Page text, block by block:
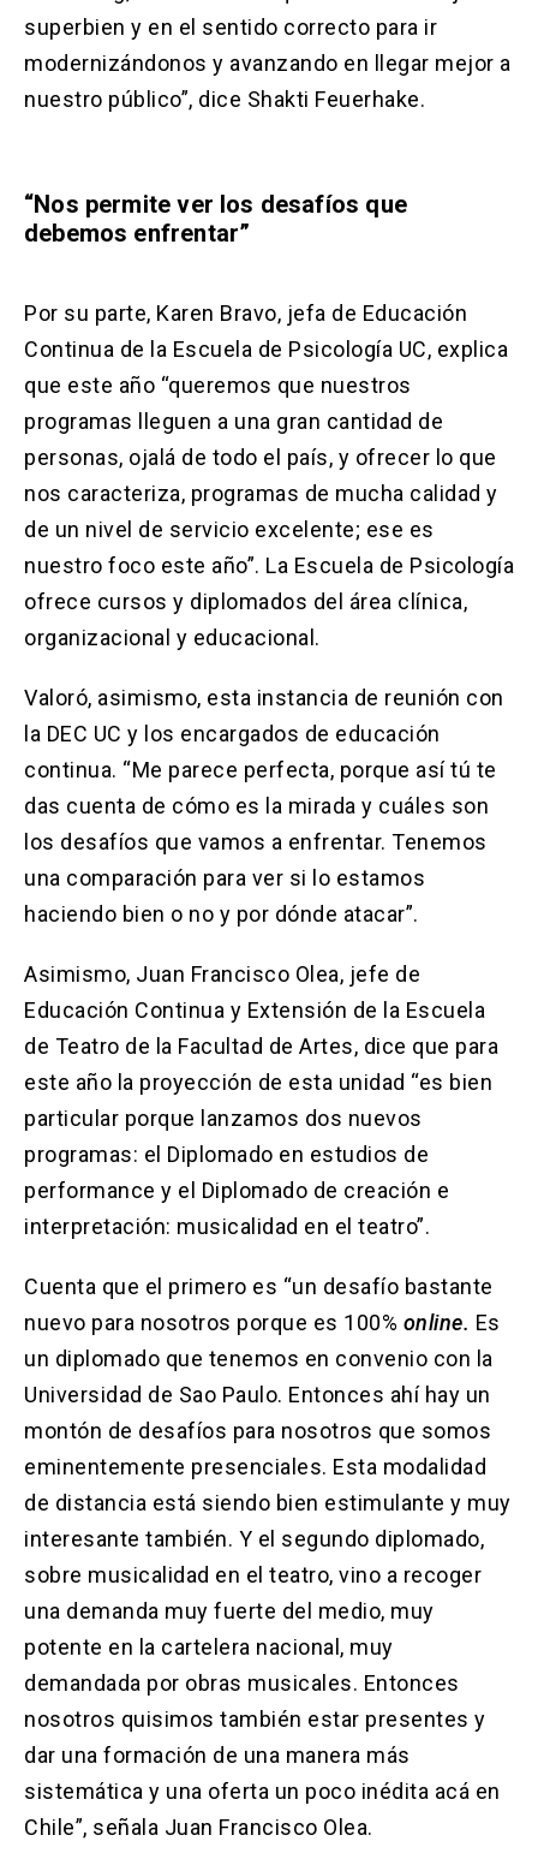
superbien y en el sentido correcto para ir
modernizándonos y avanzando en llegar mejor a
nuestro público”, dice Shakti Feuerhake.
“Nos permite ver los desafíos que
debemos enfrentar”
Por su parte, Karen Bravo, jefa de Educación
Continua de la Escuela de Psicología UC, explica
que este año “queremos que nuestros
programas lleguen a una gran cantidad de
personas, ojalá de todo el país, y ofrecer lo que
nos caracteriza, programas de mucha calidad y
de un nivel de servicio excelente; ese es
nuestro foco este año”. La Escuela de Psicología
ofrece cursos y diplomados del área clínica,
organizacional y educacional.
Valoró, asimismo, esta instancia de reunión con
la DEC UC y los encargados de educación
continua. “Me parece perfecta, porque así tú te
das cuenta de cómo es la mirada y cuáles son
los desafíos que vamos a enfrentar. Tenemos
una comparación para ver si lo estamos
haciendo bien o no y por dónde atacar”.
Asimismo, Juan Francisco Olea, jefe de
Educación Continua y Extensión de la Escuela
de Teatro de la Facultad de Artes, dice que para
este año la proyección de esta unidad “es bien
particular porque lanzamos dos nuevos
programas: el Diplomado en estudios de
performance y el Diplomado de creación e
interpretación: musicalidad en el teatro”.
Cuenta que el primero es “un desafío bastante
nuevo para nosotros porque es 100% online. Es
un diplomado que tenemos en convenio con la
Universidad de Sao Paulo. Entonces ahí hay un
montón de desafíos para nosotros que somos
eminentemente presenciales. Esta modalidad
de distancia está siendo bien estimulante y muy
interesante también. Y el segundo diplomado,
sobre musicalidad en el teatro, vino a recoger
una demanda muy fuerte del medio, muy
potente en la cartelera nacional, muy
demandada por obras musicales. Entonces
nosotros quisimos también estar presentes y
dar una formación de una manera más
sistemática y una oferta un poco inédita acá en
Chile”, señala Juan Francisco Olea.